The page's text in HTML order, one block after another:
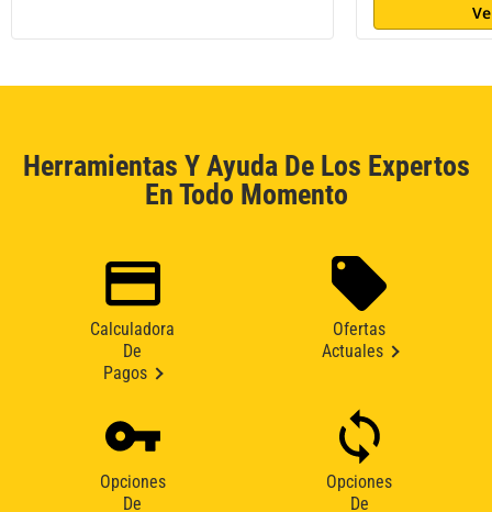
Herramientas Y Ayuda De Los Expertos
En Todo Momento
Calculadora
De
Pagos
Ofertas
Actuales
Opciones
De
Opciones
De